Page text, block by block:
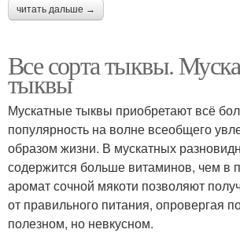
читать дальше →
Все сорта тыквы.
тыквы
Мускатные тыквы приобретают всё
популярность на волне всеобщего
образом жизни. В мускатных
содержится больше витаминов, чем в
аромат сочной мякоти позволяют
от правильного питания, опровергая
полезном, но невкусном.